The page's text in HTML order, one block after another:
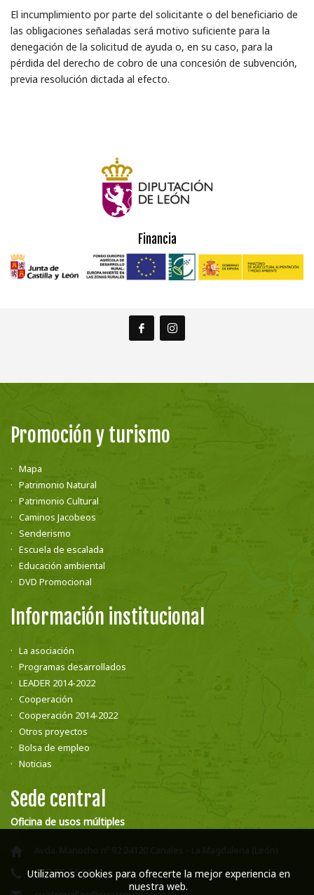
El incumplimiento por parte del solicitante o del beneficiario de
las obligaciones señaladas será motivo suficiente para la
denegación de la solicitud de ayuda o, en su caso, para la
pérdida del derecho de cobro de una concesión de subvención,
previa resolución dictada al efecto.
Financia
Promoción y turismo
Mapa
Patrimonio Natural
Patrimonio Cultural
Caminos Jacobeos
Senderismo
Escuela de escalada
Educación ambiental
DVD Promocional
Información institucional
La asociación
Programas desarrollados
LEADER 2014-2022
Cooperación
Cooperación 2014-2022
Otros proyectos
Bolsa de empleo
Noticias
Sede central
Oficina de usos múltiples
Avda. Manocho nº 92 24120 Canales - La Magdalena (León)
987 58 16 66
Utilizamos cookies para ofrecerte la mejor experiencia en
nuestra web.